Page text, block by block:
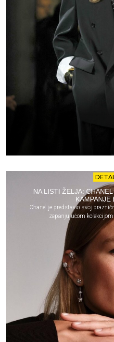
NA LISTI ŽELJA:
KAMPANJE
Chanel je predstavio svoj
zapanjujućom